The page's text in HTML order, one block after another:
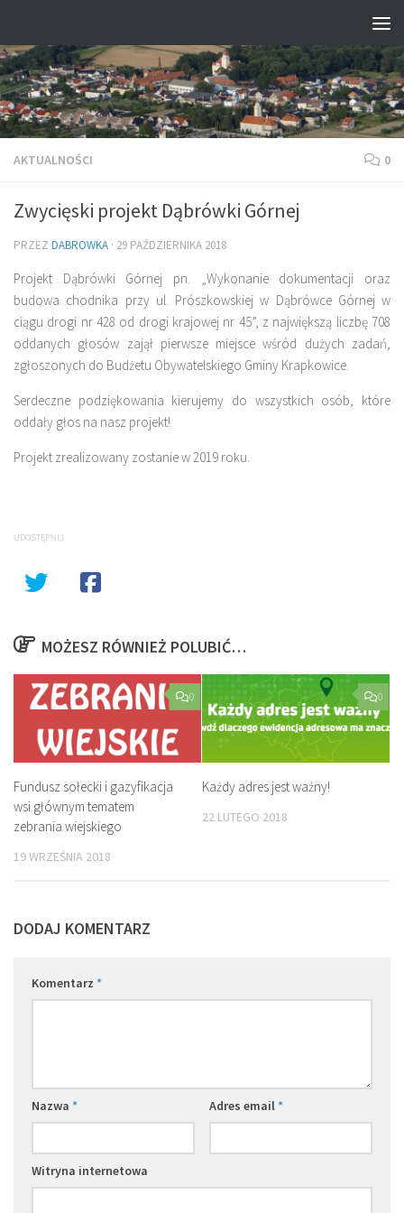
AKTUALNOŚCI 0
Zwycięski projekt Dąbrówki Górnej
PRZEZ DABROWKA · 29 PAŹDZIERNIKA 2018
Projekt Dąbrówki Górnej pn. „Wykonanie dokumentacji oraz
budowa chodnika przy ul. Prószkowskiej w Dąbrówce Górnej w
ciągu drogi nr 428 od drogi krajowej nr 45”, z największą liczbę 708
oddanych głosów zajął pierwsze miejsce wśród dużych zadań,
zgłoszonych do Budżetu Obywatelskiego Gminy Krapkowice.
Serdeczne podziękowania kierujemy do wszystkich osób, które
oddały głos na nasz projekt!
Projekt zrealizowany zostanie w 2019 roku.
UDOSTĘPNIJ
MOŻESZ RÓWNIEŻ POLUBIĆ…
0
Fundusz sołecki i gazyfikacja
wsi głównym tematem
zebrania wiejskiego
19 WRZEŚNIA 2018
0
Każdy adres jest ważny!
22 LUTEGO 2018
DODAJ KOMENTARZ
Komentarz *
Nazwa * Adres email*
Witryna internetowa